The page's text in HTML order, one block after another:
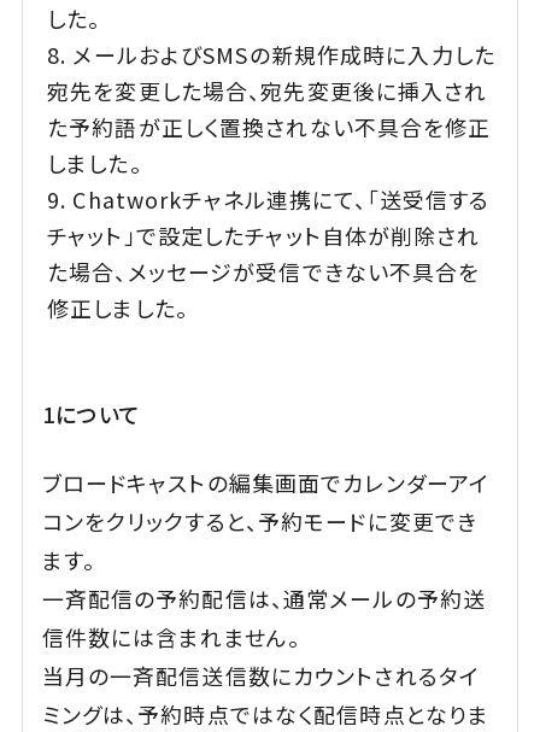
した。
メールおよびSMSの新規作成時に入力した
宛先を変更した場合、宛先変更後に挿入され
た予約語が正しく置換されない不具合を修正
しました。
Chatworkチャネル連携にて、「送受信する
チャット」で設定したチャット自体が削除され
た場合、メッセージが受信できない不具合を
修正しました。
1について
ブロードキャストの編集画面でカレンダーアイ
コンをクリックすると、予約モードに変更でき
ます。
一斉配信の予約配信は、通常メールの予約送
信件数には含まれません。
当月の一斉配信送信数にカウントされるタイ
ミングは、予約時点ではなく配信時点となりま